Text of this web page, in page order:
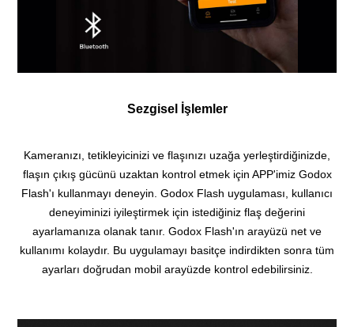
Sezgisel İşlemler
Kameranızı, tetikleyicinizi ve flaşınızı uzağa yerleştirdiğinizde,
flaşın çıkış gücünü uzaktan kontrol etmek için APP'imiz Godox
Flash'ı kullanmayı deneyin. Godox Flash uygulaması, kullanıcı
deneyiminizi iyileştirmek için istediğiniz flaş değerini
ayarlamanıza olanak tanır. Godox Flash'ın arayüzü net ve
kullanımı kolaydır. Bu uygulamayı basitçe indirdikten sonra tüm
ayarları doğrudan mobil arayüzde kontrol edebilirsiniz.